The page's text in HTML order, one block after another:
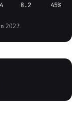
4 8.2 45%
2022.